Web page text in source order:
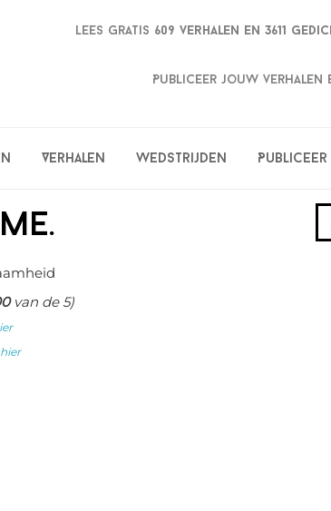
Lees gratis 609 verhalen en 3611
Publiceer jouw verhalen
Verhalen Wedstrijden Publiceer
van de 5)